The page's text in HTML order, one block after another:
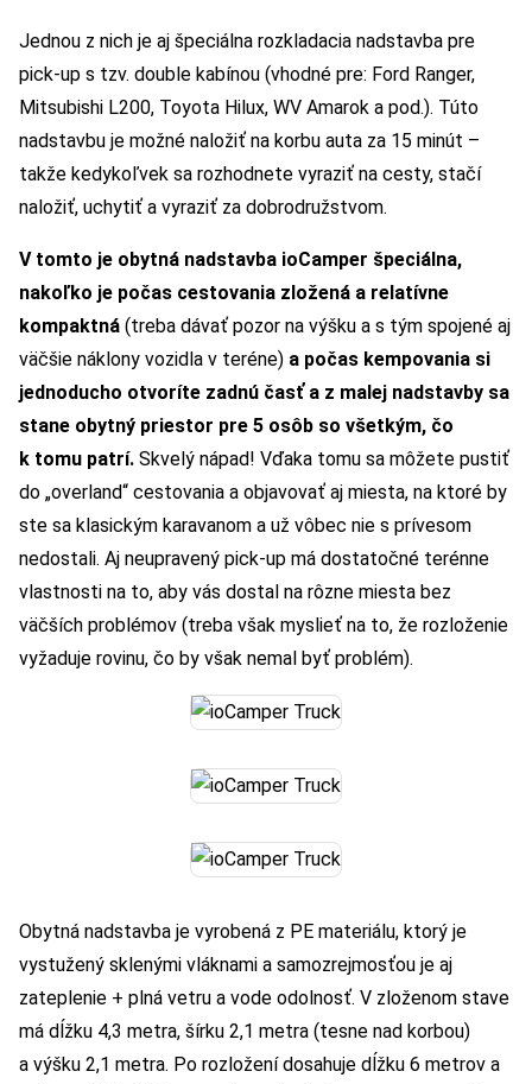
Jednou z nich je aj špeciálna rozkladacia nadstavba pre
pick-up s tzv. double kabínou (vhodné pre: Ford Ranger,
Mitsubishi L200, Toyota Hilux, WV Amarok a pod.). Túto
nadstavbu je možné naložiť na korbu auta za 15 minút –
takže kedykoľvek sa rozhodnete vyraziť na cesty, stačí
naložiť, uchytiť a vyraziť za dobrodružstvom.
V tomto je obytná nadstavba ioCamper špeciálna,
nakoľko je počas cestovania zložená a relatívne
kompaktná (treba dávať pozor na výšku a s tým spojené aj
väčšie náklony vozidla v teréne) a počas kempovania si
jednoducho otvoríte zadnú časť a z malej nadstavby sa
stane obytný priestor pre 5 osôb so všetkým, čo
k tomu patrí. Skvelý nápad! Vďaka tomu sa môžete pustiť
do „overland“ cestovania a objavovať aj miesta, na ktoré by
ste sa klasickým karavanom a už vôbec nie s prívesom
nedostali. Aj neupravený pick-up má dostatočné terénne
vlastnosti na to, aby vás dostal na rôzne miesta bez
väčších problémov (treba však myslieť na to, že rozloženie
vyžaduje rovinu, čo by však nemal byť problém).
Obytná nadstavba je vyrobená z PE materiálu, ktorý je
vystužený sklenými vláknami a samozrejmosťou je aj
zateplenie + plná vetru a vode odolnosť. V zloženom stave
má dĺžku 4,3 metra, šírku 2,1 metra (tesne nad korbou)
a výšku 2,1 metra. Po rozložení dosahuje dĺžku 6 metrov a